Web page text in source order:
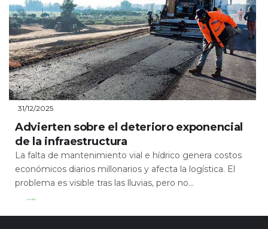
31/12/2025
Advierten sobre el deterioro exponencial
de la infraestructura
La falta de mantenimiento vial e hídrico genera costos
económicos diarios millonarios y afecta la logística. El
problema es visible tras las lluvias, pero no...
Leer Más